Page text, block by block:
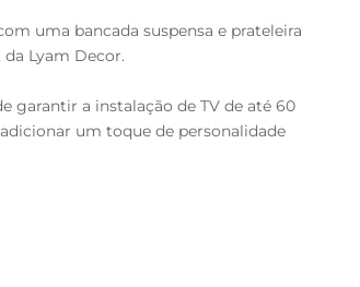
uma bancada suspensa e prateleira
Lyam Decor.
garantir a instalação de TV de até 60
um toque de personalidade